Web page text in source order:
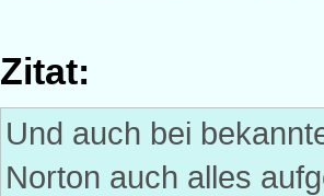
Zitat:
Und auch bei
Norton auch alles